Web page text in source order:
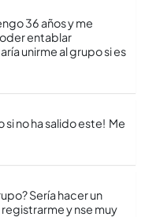
36 años y me
entablar
unirme al grupo si es
no ha salido este! Me
Sería hacer un
y nse muy